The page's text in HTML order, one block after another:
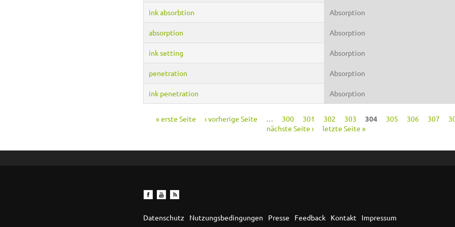
ink absorbtion Absorption
absorption Absorption
ink setting Absorption
penetration Absorption
ink penetration Absorption
« erste Seite ‹ vorherige Seite 300 301 302 303 304 305 306 307
nächste Seite ›
letzte Seite »
Datenschutz Nutzungsbedingungen Presse Feedback Kontakt Impressum